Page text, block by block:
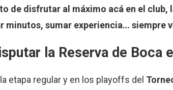
de disfrutar al máximo acá en el club,
minutos, sumar experiencia… siempre
la Reserva de Boca
etapa regular y en los playoffs del